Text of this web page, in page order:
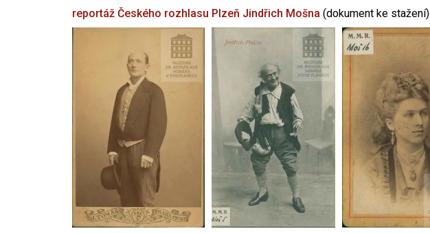
reportáž Českého rozhlasu Plzeň Jindřich Mošna (dokument ke stažení)